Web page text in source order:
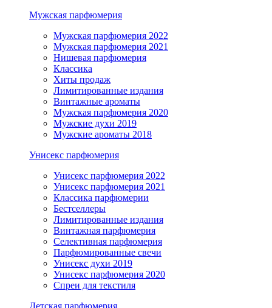
Мужская парфюмерия
Мужская парфюмерия 2022
Мужская парфюмерия 2021
Нишевая парфюмерия
Классика
Хиты продаж
Лимитированные издания
Винтажные ароматы
Мужская парфюмерия 2020
Мужские духи 2019
Мужские ароматы 2018
Унисекс парфюмерия
Унисекс парфюмерия 2022
Унисекс парфюмерия 2021
Классика парфюмерии
Бестселлеры
Лимитированные издания
Винтажная парфюмерия
Селективная парфюмерия
Парфюмированные свечи
Унисекс духи 2019
Унисекс парфюмерия 2020
Спреи для текстиля
Детская парфюмерия